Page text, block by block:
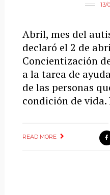
13/
Abril, mes del
declaró el 2 de
Concientización
a la tarea de
de las personas
condición de vida.
READ MORE